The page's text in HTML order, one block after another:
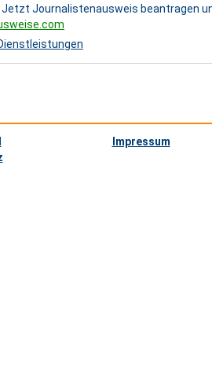
Journalistenausweis beantragen
Impressum